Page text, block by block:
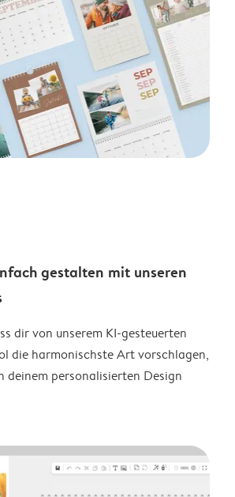
gestalten mit unseren
dir von unserem KI-gesteuerten
die harmonischste Art vorschlagen,
deinem personalisierten Design